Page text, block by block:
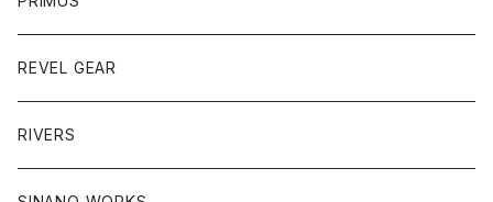
REVEL GEAR
RIVERS